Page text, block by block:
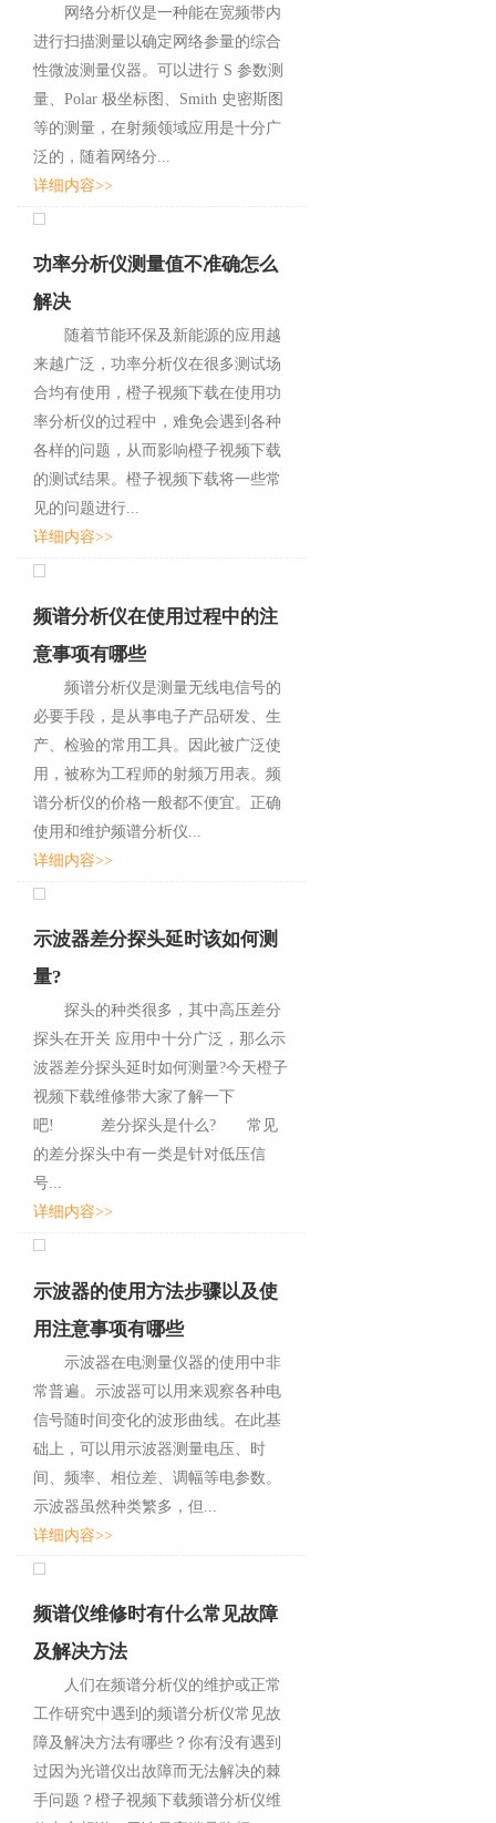
网络分析仪是一种能在宽频带内
进行扫描测量以确定网络参量的综合
性微波测量仪器。可以进行 S 参数测
量、Polar 极坐标图、Smith 史密斯图
等的测量，在射频领域应用是十分广
泛的，随着网络分...
详细内容>>
功率分析仪测量值不准确怎么
解决
随着节能环保及新能源的应用越
来越广泛，功率分析仪在很多测试场
合均有使用，橙子视频下载在使用功
率分析仪的过程中，难免会遇到各种
各样的问题，从而影响橙子视频下载
的测试结果。橙子视频下载将一些常
见的问题进行...
详细内容>>
频谱分析仪在使用过程中的注
意事项有哪些
频谱分析仪是测量无线电信号的
必要手段，是从事电子产品研发、生
产、检验的常用工具。因此被广泛使
用，被称为工程师的射频万用表。频
谱分析仪的价格一般都不便宜。正确
使用和维护频谱分析仪...
详细内容>>
示波器差分探头延时该如何测
量?
探头的种类很多，其中⾼压差分
探头在开关 应⽤中⼗分⼴泛，那么示
波器差分探头延时如何测量?今天橙子
视频下载维修带大家了解一下
吧! 差分探头是什么? 常见
的差分探头中有⼀类是针对低压信
号...
详细内容>>
示波器的使用方法步骤以及使
用注意事项有哪些
示波器在电测量仪器的使用中非
常普遍。示波器可以用来观察各种电
信号随时间变化的波形曲线。在此基
础上，可以用示波器测量电压、时
间、频率、相位差、调幅等电参数。
示波器虽然种类繁多，但...
详细内容>>
频谱仪维修时有什么常见故障
及解决方法
人们在频谱分析仪的维护或正常
工作研究中遇到的频谱分析仪常见故
障及解决方法有哪些？你有没有遇到
过因为光谱仪出故障而无法解决的棘
手问题？橙子视频下载频谱分析仪维